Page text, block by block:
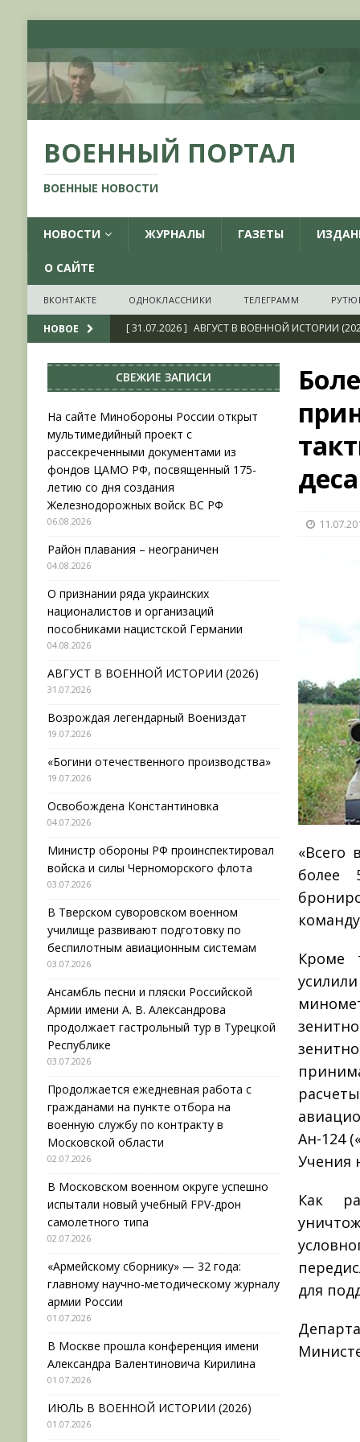
ВОЕННЫЙ ПОРТАЛ
ВОЕННЫЕ НОВОСТИ
НОВОСТИ ЖУРНАЛЫ ГАЗЕТЫ
О САЙТЕ
ВКОНТАКТЕ ОДНОКЛАССНИКИ ТЕЛЕГРАММ
НОВОЕ [ 31.07.2026 ] АВГУСТ В ВОЕННОЙ ИСТОРИИ
[ 06.08.2026 ] На сайте Минобороны России
фондов ЦАМО РФ, посвященный 175-летию со
[ 04.08.2026 ]
[ 04.08.2026 ] О признании ряда украинских
НОВОСТИ
«Всего
более
Кроме
Ан-124
Учения
Как
для
СВЕЖИЕ ЗАПИСИ
На сайте Минобороны России открыт
мультимедийный проект с
рассекреченными документами из
фондов ЦАМО РФ, посвященный 175-
летию со дня создания
Железнодорожных войск ВС РФ
06.08.2026
Район плавания – неограничен
04.08.2026
О признании ряда украинских
националистов и организаций
пособниками нацистской Германии
04.08.2026
АВГУСТ В ВОЕННОЙ ИСТОРИИ (2026)
31.07.2026
Возрождая легендарный Воениздат
19.07.2026
«Богини отечественного производства»
19.07.2026
Освобождена Константиновка
04.07.2026
Министр обороны РФ проинспектировал
войска и силы Черноморского флота
03.07.2026
В Тверском суворовском военном
училище развивают подготовку по
беспилотным авиационным системам
03.07.2026
Ансамбль песни и пляски Российской
Армии имени А. В. Александрова
продолжает гастрольный тур в Турецкой
Республике
03.07.2026
Продолжается ежедневная работа с
гражданами на пункте отбора на
военную службу по контракту в
Московской области
02.07.2026
В Московском военном округе успешно
испытали новый учебный FPV-дрон
самолетного типа
02.07.2026
«Армейскому сборнику» — 32 года:
главному научно-методическому журналу
армии России
01.07.2026
В Москве прошла конференция имени
Александра Валентиновича Кирилина
01.07.2026
ИЮЛЬ В ВОЕННОЙ ИСТОРИИ (2026)
01.07.2026